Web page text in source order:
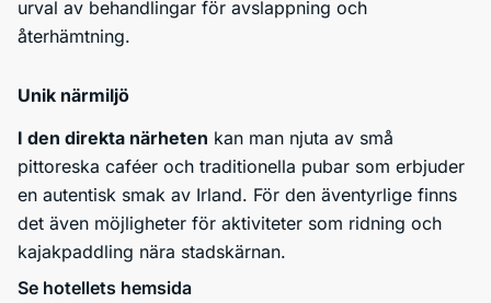
urval av behandlingar för avslappning och
återhämtning.
Unik närmiljö
I den direkta närheten kan man njuta av små
pittoreska caféer och traditionella pubar som erbjuder
en autentisk smak av Irland. För den äventyrlige finns
det även möjligheter för aktiviteter som ridning och
kajakpaddling nära stadskärnan.
Se hotellets hemsida